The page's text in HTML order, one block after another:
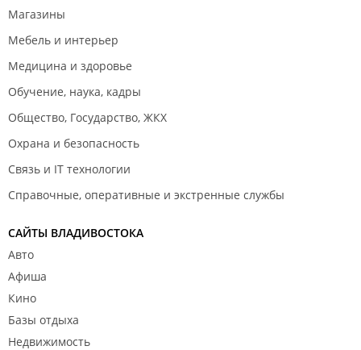
Магазины
Мебель и интерьер
Медицина и здоровье
Обучение, наука, кадры
Общество, Государство, ЖКХ
Охрана и безопасность
Связь и IT технологии
Справочные, оперативные и экстренные службы
САЙТЫ ВЛАДИВОСТОКА
Авто
Афиша
Кино
Базы отдыха
Недвижимость